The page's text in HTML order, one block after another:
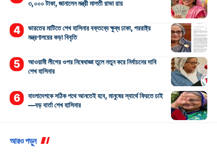
৩,০০০ টাকা, জানালেন মন্ত্রী মালতী রাভা রায়
ভারতের মাটিতে শেখ হাসিনার বক্তব্যে ক্ষুব্ধ ঢাকা, পররাষ্ট্র
মন্ত্রণালয়ের কড়া বিবৃতি
আওয়ামী লীগের ওপর নিষেধাজ্ঞা তুলে নতুন করে নির্বাচনের দাবি
শেখ হাসিনার
বাংলাদেশকে সঠিক পথে আনতেই হবে, মানুষের স্বার্থে ফিরতে চাই
—বড় বার্তা শেখ হাসিনার
আরও পড়ুন